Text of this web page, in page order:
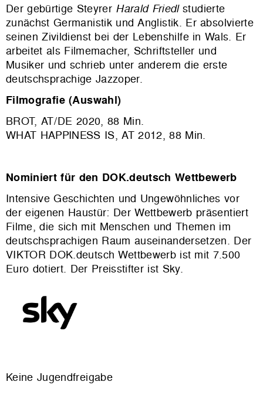
Der gebürtige Steyrer Harald Friedlstudierte
zunächst Germanistik und Anglistik. Er absolvierte
seinen Zivildienst bei der Lebenshilfe in Wals. Er
arbeitet als Filmemacher, Schriftsteller und
Musiker und schrieb unter anderem die erste
deutschsprachige Jazzoper.
Filmografie (Auswahl)
BROT, AT/DE 2020, 88 Min.
WHAT HAPPINESS IS, AT 2012, 88 Min.
Nominiert für den DOK.deutsch Wettbewerb
Intensive Geschichten und Ungewöhnliches vor
der eigenen Haustür: Der Wettbewerb präsentiert
Filme, die sich mit Menschen und Themen im
deutschsprachigen Raum auseinandersetzen. Der
VIKTOR DOK.deutsch Wettbewerb ist mit 7.500
Euro dotiert. Der Preisstifter ist Sky.
Keine Jugendfreigabe